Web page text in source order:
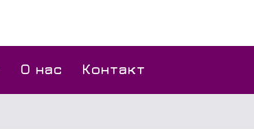
O нас Контакт